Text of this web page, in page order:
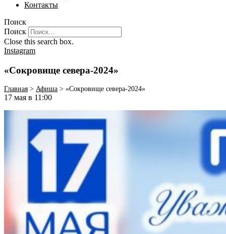
Контакты
Поиск
Поиск
Close this search box.
Instagram
«Сокровище севера-2024»
Главная > Афиша > «Сокровище севера-2024»
17 мая в 11:00